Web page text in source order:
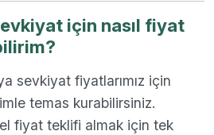
için nasıl fiyat
sevkiyat fiyatlarımız için
temas kurabilirsiniz.
fiyat teklifi almak için tek